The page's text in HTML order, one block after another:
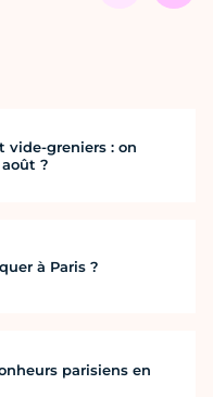
vide-greniers : on
?
à Paris ?
parisiens en